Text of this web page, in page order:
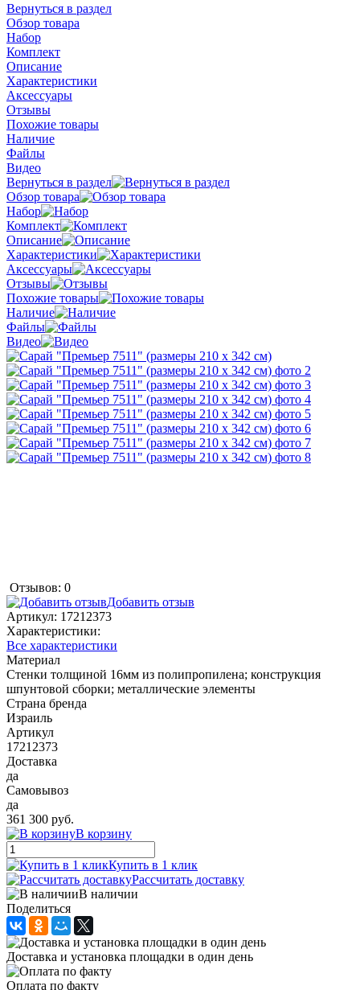
Вернуться в раздел
Обзор товара
Набор
Комплект
Описание
Характеристики
Аксессуары
Отзывы
Похожие товары
Наличие
Файлы
Видео
Вернуться в раздел
Обзор товара
Набор
Комплект
Описание
Характеристики
Аксессуары
Отзывы
Похожие товары
Наличие
Файлы
Видео
Отзывов: 0
Добавить отзыв
Артикул: 17212373
Характеристики:
Все характеристики
Материал
Стенки толщиной 16мм из полипропилена; конструкция
шпунтовой сборки; металлические элементы
Страна бренда
Израиль
Артикул
17212373
Доставка
да
Самовывоз
да
361 300 руб.
В корзину
Купить в 1 клик
Рассчитать доставку
В наличии
Поделиться
Доставка и установка площадки в один день
Оплата по факту